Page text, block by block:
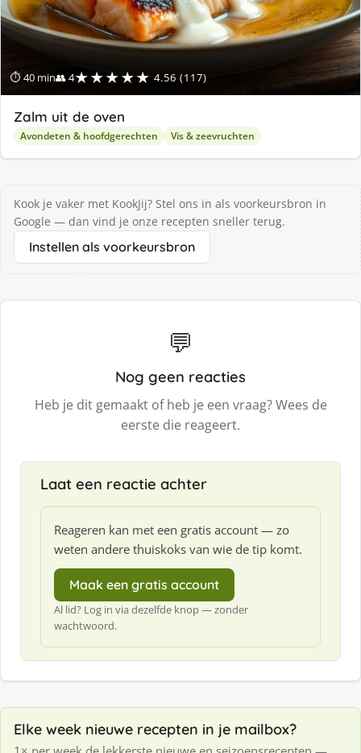
⏱ 40 min👥 4★★★★★ 4.56 (117)
Zalm uit de oven
Avondeten & hoofdgerechten Vis & zeevruchten
Kook je vaker met KookJij? Stel ons in als voorkeursbron in
Google — dan vind je onze recepten sneller terug.
Instellen als voorkeursbron
💬
Nog geen reacties
Heb je dit gemaakt of heb je een vraag? Wees de
eerste die reageert.
Laat een reactie achter
Reageren kan met een gratis account — zo
weten andere thuiskoks van wie de tip komt.
Maak een gratis account
Al lid? Log in via dezelfde knop — zonder
wachtwoord.
Elke week nieuwe recepten in je mailbox?